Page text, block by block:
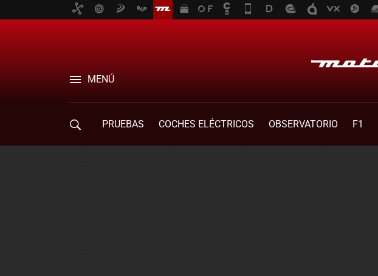
MENÚ
PRUEBAS COCHES ELÉCTRICOS OBSERVATORIO F1